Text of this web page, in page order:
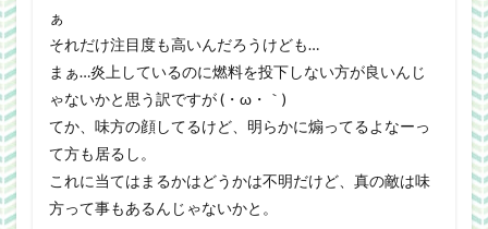
ぁ
それだけ注目度も高いんだろうけども…
まぁ…炎上しているのに燃料を投下しない方が良いんじ
ゃないかと思う訳ですが (・ω・｀)
てか、味方の顔してるけど、明らかに煽ってるよなーっ
て方も居るし。
これに当てはまるかはどうかは不明だけど、真の敵は味
方って事もあるんじゃないかと。